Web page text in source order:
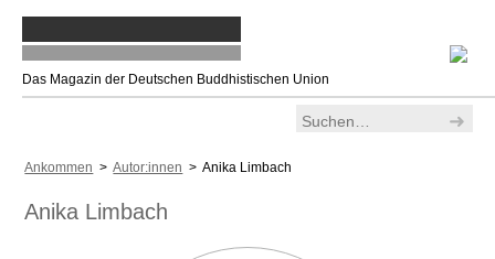
Das Magazin der Deutschen Buddhistischen Union
Ankommen >Autor:innen > Anika Limbach
Anika Limbach